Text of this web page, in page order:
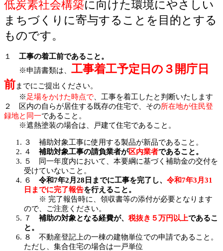
低炭素社会構築に向けた環境にやさしい
まちづくりに寄与することを目的とする
ものです。
１ 工事の着工前であること。
※申請書類は、 工事着工予定日の３開庁日
前までにご提出ください。
※ 足場をかけた時点で 、工事を着工したと判断いたします
２ 区内の自らが居住する既存の住宅で、その所在地が住民登
録地と同一であること。
※遮熱塗装の場合は、戸建て住宅であること。
３ 補助対象工事に使用する製品が新品であること。
４ 補助対象工事の請負業者が区内業者であること。
５ 同一年度内において、本要綱に基づく補助金の交付を
受けていないこと。
６
令和7年2月28日までに工事を完了し、 令和7年3月31
日までに完了報告を行えること。
※ 完了報告時に、領収書等の添付が必要となります
ので、ご注意ください。
７
補助の対象となる経費が、 税抜き５万円以上であるこ
と。
８ 不動産登記上の一棟の建物単位での申請であること。
ただし、集合住宅の場合は一戸単位